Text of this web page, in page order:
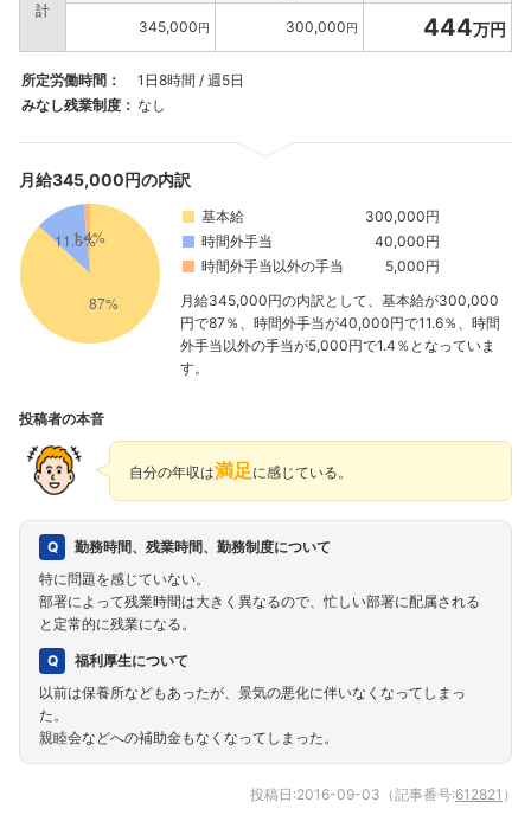
計
345,000円 300,000円 444万円
所定労働時間：
1日8時間 / 週5日
みなし残業制度： なし
月給345,000円の内訳
基本給
300,000円
時間外手当
40,000円
時間外手当以外の手当
5,000円
月給345,000円の内訳として、基本給が300,000
円で87％、時間外手当が40,000円で11.6％、時間
外手当以外の手当が5,000円で1.4％となっていま
す。
投稿者の本音
自分の年収は満足 に感じている。
勤務時間、残業時間、勤務制度について
特に問題を感じていない。
部署によって残業時間は大きく異なるので、忙しい部署に配属される
と定常的に残業になる。
福利厚生について
以前は保養所などもあったが、景気の悪化に伴いなくなってしまっ
た。
親睦会などへの補助金もなくなってしまった。
投稿日:2016-09-03 （記事番号:612821 ）